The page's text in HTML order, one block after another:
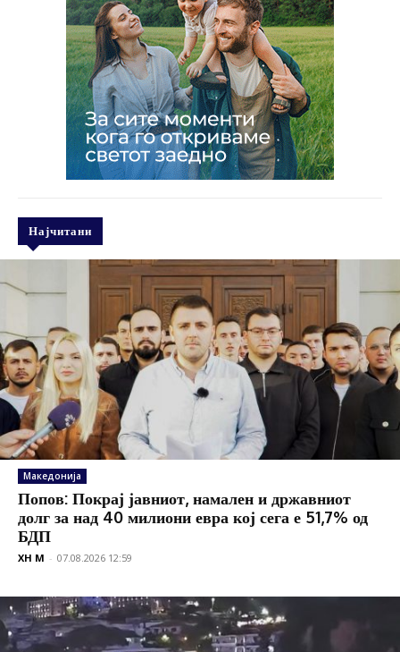
Најчитани
Македонија
Попов: Покрај јавниот, намален и државниот
долг за над 40 милиони евра кој сега е 51,7% од
БДП
XH M - 07.08.2026 12:59